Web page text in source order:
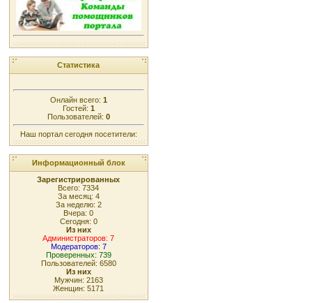
Статистика
Онлайн всего: 1
Гостей: 1
Пользователей: 0
Наш портал сегодня посетители:
Информационный блок
Зарегистрированных
Всего: 7334
За месяц: 4
За неделю: 2
Вчера: 0
Сегодня: 0
Из них
Администраторов: 7
Модераторов: 7
Проверенных: 739
Пользователей: 6580
Из них
Мужчин: 2163
Женщин: 5171